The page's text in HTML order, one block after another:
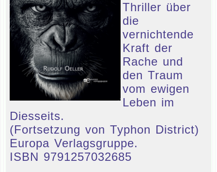
Thriller über
die
vernichtende
Kraft der
Rache und
den Traum
vom ewigen
Leben im
Diesseits.
(Fortsetzung von Typhon District)
Europa Verlagsgruppe.
ISBN 9791257032685